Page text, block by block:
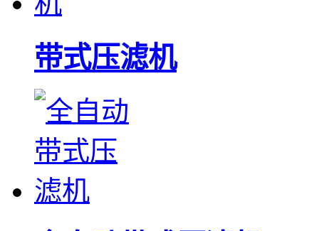
带式压滤机